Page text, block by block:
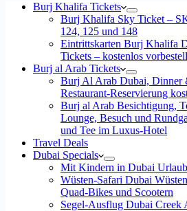
Burj Khalifa Tickets
Burj Khalifa Sky Ticket –
124, 125 und 148
Eintrittskarten Burj Khalifa
Tickets – kostenlos
Burj al Arab Tickets
Burj Al Arab Dubai, Dinner
Restaurant-Reservierung
Burj al Arab Besichtigung,
Lounge, Besuch und
und Tee im Luxus-Hotel
Travel Deals
Dubai Specials
Mit Kindern in Dubai
Wüsten-Safari Dubai
Quad-Bikes und Scootern
Segel-Ausflug Dubai Creek